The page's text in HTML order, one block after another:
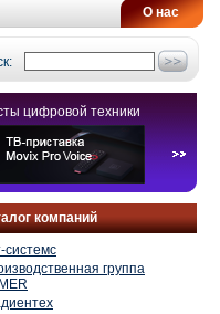
О нас
цифровой техники
компаний
системс
группа